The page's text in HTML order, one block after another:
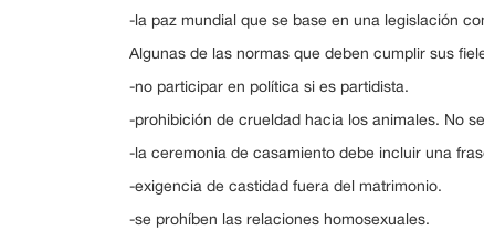
-la paz mundial que se base en una legislación
Algunas de las normas que deben cumplir sus
-no participar en política si es partidista.
-prohibición de crueldad hacia los animales. No
-la ceremonia de casamiento debe incluir una
-exigencia de castidad fuera del matrimonio.
-se prohíben las relaciones homosexuales.